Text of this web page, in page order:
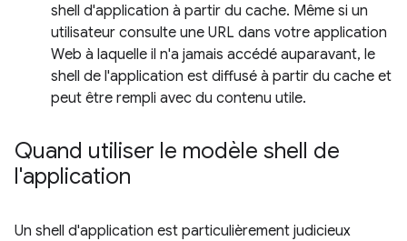
shell d'application à partir du cache. Même si un
utilisateur consulte une URL dans votre application
Web à laquelle il n'a jamais accédé auparavant, le
shell de l'application est diffusé à partir du cache et
peut être rempli avec du contenu utile.
Quand utiliser le modèle shell de
l'application
Un shell d'application est particulièrement judicieux